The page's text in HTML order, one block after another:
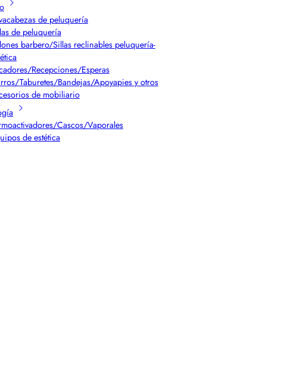
de peluquería
de peluquería
barbero/Sillas reclinables peluquería-
Recepciones/Esperas
Taburetes/Bandejas/Apoyapies y otros
de mobiliario
Cascos/Vaporales
de estética